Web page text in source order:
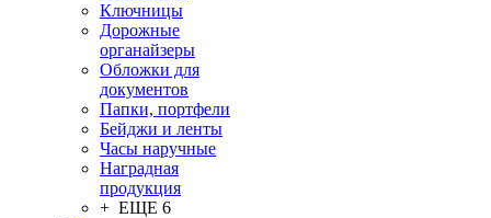
Ключницы
Дорожные
органайзеры
Обложки для
документов
Папки, портфели
Бейджи и ленты
Часы наручные
Наградная
продукция
+ ЕЩЕ 6